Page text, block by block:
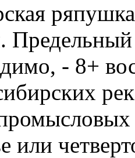
- 8+
или